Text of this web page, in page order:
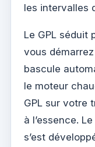
les intervalles
Le GPL séduit
vous
bascule
le moteur
GPL sur votre
à l’essence.
s’est